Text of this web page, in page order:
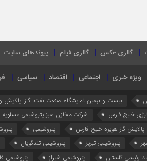
گالری عکس گالری فیلم پیوندهای سایت
ویژه خبری اجتماعی اقتصاد سیاسی
بیست و نهمین نمایشگاه صنعت نفت، گاز، پالایش
خلیج فارس
شرکت مخازن سبز پتروشیمی عسلویه
پالایش گاز هویزه خلیج فارس پتروشیمی
پتروشیمی تبریز پتروشیمی تندگویان
رئیسی گلستان
پتروشیمی شیراز پتروشیمی